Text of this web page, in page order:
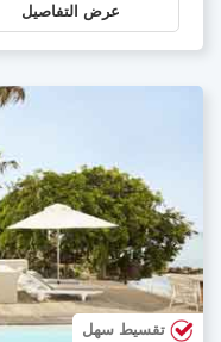
عرض التفاصيل
تقسيط سهل